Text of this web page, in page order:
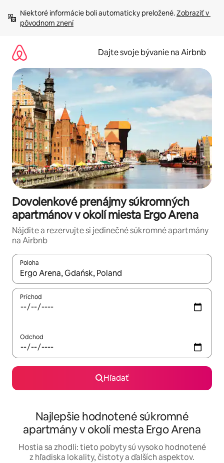
obsah.
Niektoré informácie boli automaticky preložené. Zobraziť v
pôvodnom znení
Dajte svoje bývanie na Airbnb
Dovolenkové prenájmy súkromných
apartmánov v okolí miesta Ergo Arena
Nájdite a rezervujte si jedinečné súkromné apartmány
na Airbnb
Poloha
Keď budú výsledky k dispozícii, môžete si ich prechádzať
Príchod
Odchod
Hľadať
Najlepšie hodnotené súkromné
apartmány v okolí mesta Ergo Arena
Hostia sa zhodli: tieto pobyty sú vysoko hodnotené
z hľadiska lokality, čistoty a ďalších aspektov.